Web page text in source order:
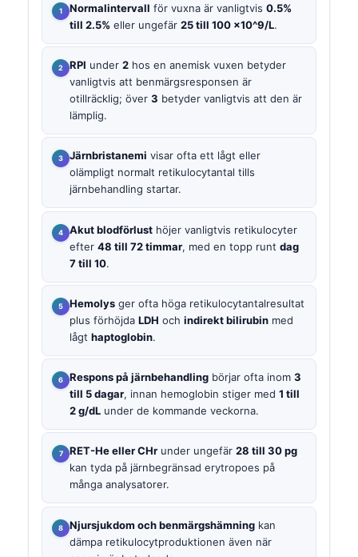
Normalintervall för vuxna är vanligtvis 0.5%
till 2.5% eller ungefär 25 till 100 ×10^9/L.
RPI under 2 hos en anemisk vuxen betyder
vanligtvis att benmärgsresponsen är
otillräcklig; över 3 betyder vanligtvis att den är
lämplig.
Järnbristanemi visar ofta ett lågt eller
olämpligt normalt retikulocytantal tills
järnbehandling startar.
Akut blodförlust höjer vanligtvis retikulocyter
efter 48 till 72 timmar, med en topp runt dag
7 till 10.
Hemolys ger ofta höga retikulocytantalresultat
plus förhöjda LDH och indirekt bilirubin med
lågt haptoglobin.
Respons på järnbehandling börjar ofta inom 3
till 5 dagar, innan hemoglobin stiger med 1 till
2 g/dL under de kommande veckorna.
RET-He eller CHr under ungefär 28 till 30 pg
kan tyda på järnbegränsad erytropoes på
många analysatorer.
Njursjukdom och benmärgshämning kan
dämpa retikulocytproduktionen även när